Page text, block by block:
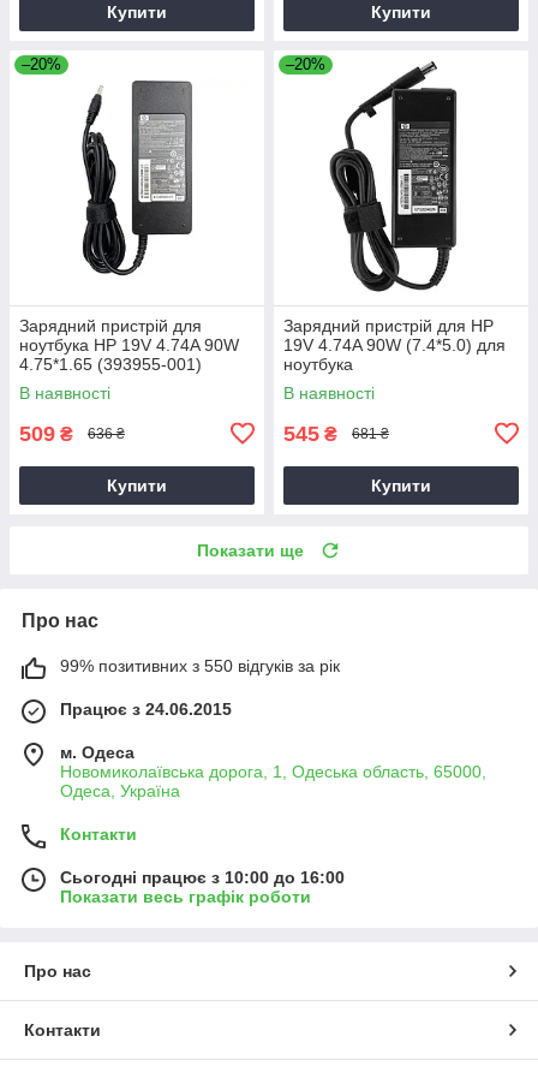
Купити Купити
–20%
Зарядний пристрій для
ноутбука HP 19V 4.74A 90W
4.75*1.65 (393955-001)
В наявності
509 ₴ 636 ₴
Купити
–20%
Зарядний пристрій для HP
19V 4.74A 90W (7.4*5.0) для
ноутбука
В наявності
545 ₴ 681 ₴
Купити
Показати ще
Про нас
99% позитивних з 550 відгуків за рік
Працює з 24.06.2015
м. Одеса
Новомиколаївська дорога, 1, Одеська область, 65000,
Одеса, Україна
Контакти
Сьогодні працює з 10:00 до 16:00
Показати весь графік роботи
Про нас
Контакти